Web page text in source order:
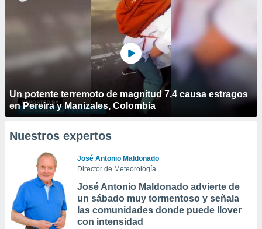
Un potente terremoto de magnitud 7,4 causa estragos
en Pereira y Manizales, Colombia
Nuestros expertos
José Antonio Maldonado
Director de Meteorología
José Antonio Maldonado advierte de
un sábado muy tormentoso y señala
las comunidades donde puede llover
con intensidad